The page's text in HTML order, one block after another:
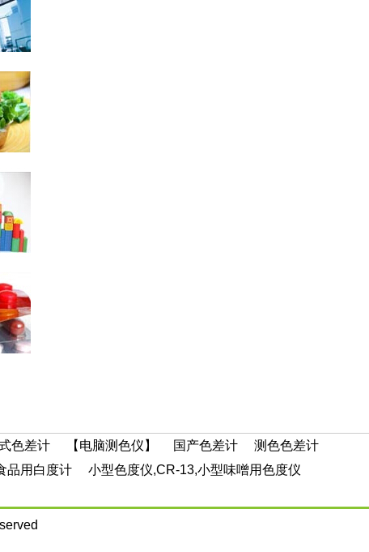
色差计 【电脑测色仪】 国产色差计
测色色差计
品用白度计
小型色度仪,CR-13,小型味噌用色度仪